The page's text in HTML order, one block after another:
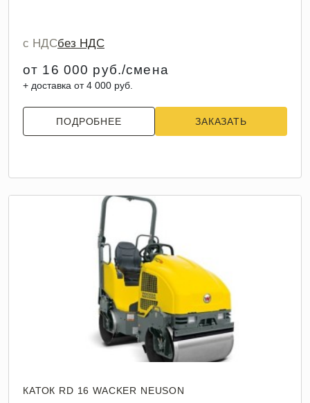
с НДСбез НДС
от 16 000 руб./смена
+ доставка от 4 000 руб.
ПОДРОБНЕЕ ЗАКАЗАТЬ
КАТОК RD 16 WACKER NEUSON